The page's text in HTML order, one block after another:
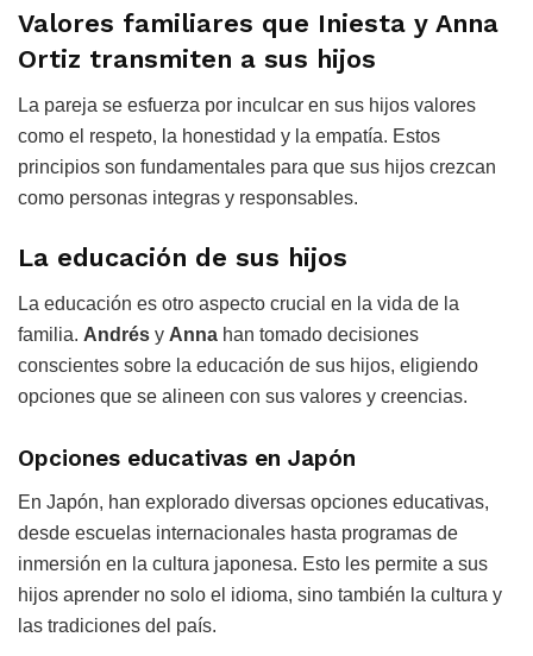
Valores familiares que Iniesta y Anna
Ortiz transmiten a sus hijos
La pareja se esfuerza por inculcar en sus hijos valores
como el respeto, la honestidad y la empatía. Estos
principios son fundamentales para que sus hijos crezcan
como personas integras y responsables.
La educación de sus hijos
La educación es otro aspecto crucial en la vida de la
familia. Andrés y Anna han tomado decisiones
conscientes sobre la educación de sus hijos, eligiendo
opciones que se alineen con sus valores y creencias.
Opciones educativas en Japón
En Japón, han explorado diversas opciones educativas,
desde escuelas internacionales hasta programas de
inmersión en la cultura japonesa. Esto les permite a sus
hijos aprender no solo el idioma, sino también la cultura y
las tradiciones del país.